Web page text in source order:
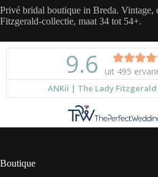
Privé bridal boutique in Breda. Vintage,
Fitzgerald-collectie, maat 34 tot 54+.
Boutique